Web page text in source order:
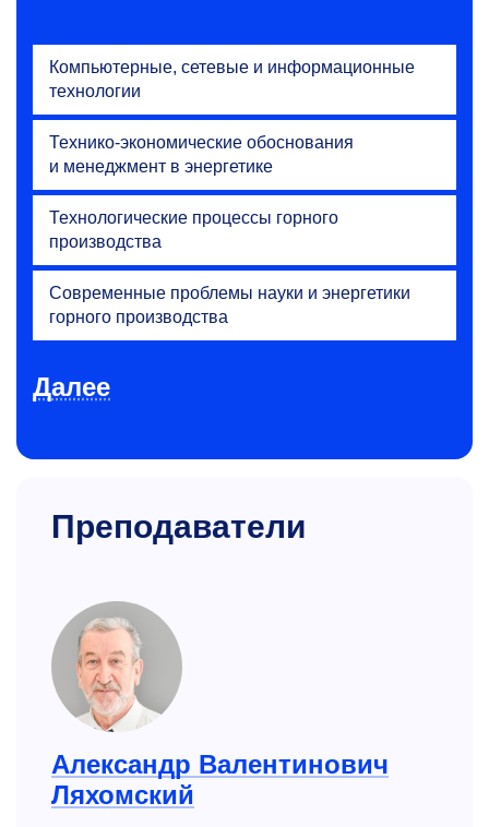
Компьютерные, сетевые и информационные
технологии
Технико-экономические обоснования
и менеджмент в энергетике
Технологические процессы горного
производства
Современные проблемы науки и энергетики
горного производства
Далее
Преподаватели
Александр Валентинович
Ляхомский